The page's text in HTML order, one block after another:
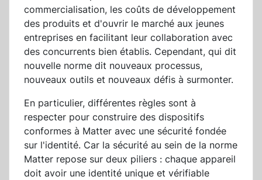
commercialisation, les coûts de développement
des produits et d'ouvrir le marché aux jeunes
entreprises en facilitant leur collaboration avec
des concurrents bien établis. Cependant, qui dit
nouvelle norme dit nouveaux processus,
nouveaux outils et nouveaux défis à surmonter.
En particulier, différentes règles sont à
respecter pour construire des dispositifs
conformes à Matter avec une sécurité fondée
sur l'identité. Car la sécurité au sein de la norme
Matter repose sur deux piliers : chaque appareil
doit avoir une identité unique et vérifiable